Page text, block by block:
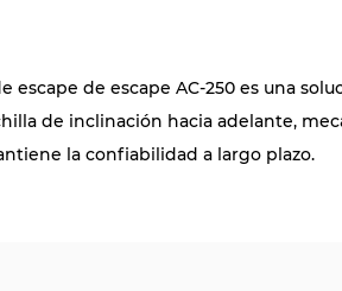
de escape AC-250 es una
de inclinación hacia adelante,
la confiabilidad a largo plazo.